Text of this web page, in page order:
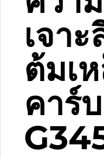
เจา
ต้มเ
คาร์